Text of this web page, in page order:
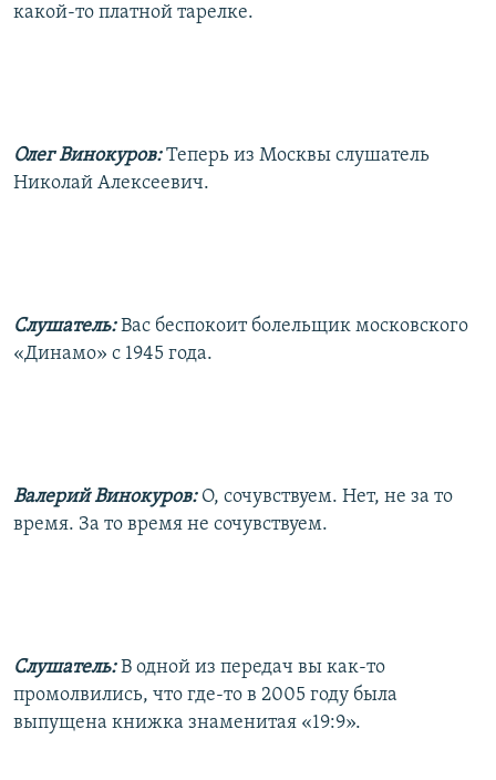
какой-то платной тарелке.
Олег Винокуров: Теперь из Москвы слушатель
Николай Алексеевич.
Слушатель: Вас беспокоит болельщик московского
«Динамо» с 1945 года.
Валерий Винокуров: О, сочувствуем. Нет, не за то
время. За то время не сочувствуем.
Слушатель: В одной из передач вы как-то
промолвились, что где-то в 2005 году была
выпущена книжка знаменитая «19:9».